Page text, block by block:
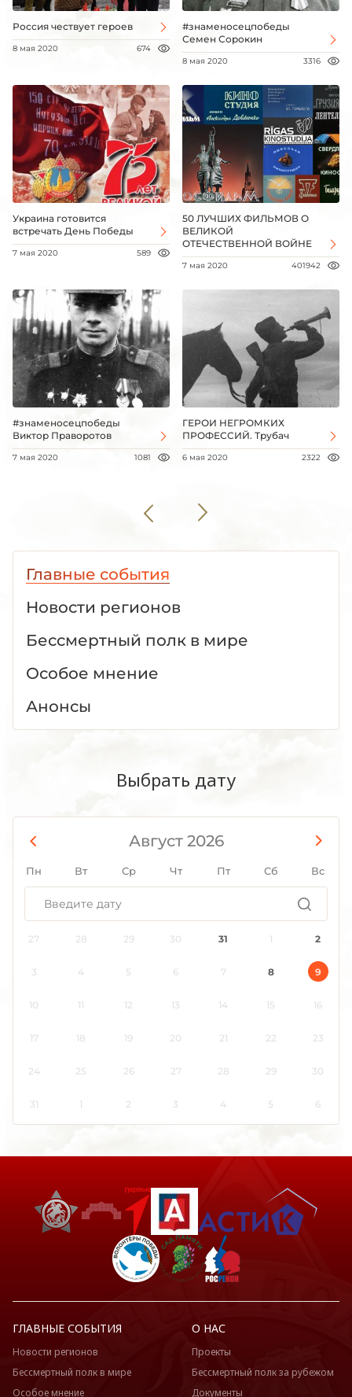
Россия чествует героев
8 мая 2020 674
#знаменосецпобеды
Семен Сорокин
8 мая 2020 3316
Украина готовится
встречать День Победы
7 мая 2020 589
50 ЛУЧШИХ ФИЛЬМОВ О
ВЕЛИКОЙ
ОТЕЧЕСТВЕННОЙ ВОЙНЕ
7 мая 2020 401942
#знаменосецпобеды
Виктор Праворотов
7 мая 2020 1081
ГЕРОИ НЕГРОМКИХ
ПРОФЕССИЙ. Трубач
6 мая 2020 2322
Главные события
Новости регионов
Бессмертный полк в мире
Особое мнение
Анонсы
Выбрать дату
Август 2026
Пн Вт Ср Чт Пт Сб Вс
27 28 29 30 31 1 2
3 4 5 6 7 8 9
10 11 12 13 14 15 16
17 18 19 20 21 22 23
24 25 26 27 28 29 30
31 1 2 3 4 5 6
ГЛАВНЫЕ СОБЫТИЯ
Новости регионов
Бессмертный полк в мире
Особое мнение
О НАС
Проекты
Бессмертный полк за рубежом
Документы